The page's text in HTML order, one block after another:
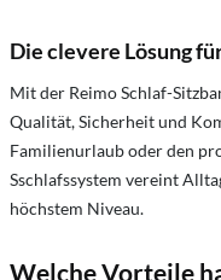
Die clevere Lösung
Mit der Reimo Schlaf-
Qualität, Sicherheit und
Familienurlaub oder den
Sschlafssystem vereint
höchstem Niveau.
Welche Vorteile